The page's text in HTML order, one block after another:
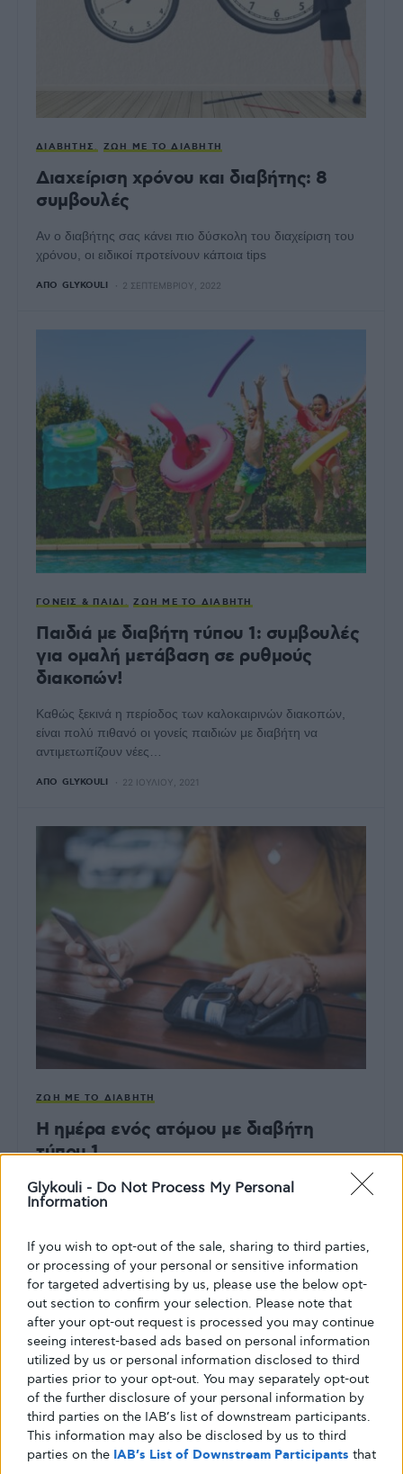
Glykouli - Do Not Process My Personal
Information
If you wish to opt-out of the sale, sharing to third parties,
or processing of your personal or sensitive information
for targeted advertising by us, please use the below opt-
out section to confirm your selection. Please note that
after your opt-out request is processed you may continue
seeing interest-based ads based on personal information
utilized by us or personal information disclosed to third
parties prior to your opt-out. You may separately opt-out
of the further disclosure of your personal information by
third parties on the IAB’s list of downstream participants.
This information may also be disclosed by us to third
parties on the IAB’s List of Downstream Participants that
ΔΙΑΒΉΤΗΣ ΖΩΉ ΜΕ ΤΟ ΔΙΑΒΉΤΗ
Διαχείριση χρόνου και διαβήτης: 8
συμβουλές
Αν ο διαβήτης σας κάνει πιο δύσκολη του διαχείριση του
χρόνου, οι ειδικοί προτείνουν κάποια tips
ΑΠΌ GLYKOULI 2 ΣΕΠΤΕΜΒΡΊΟΥ, 2022
ΓΟΝΕΊΣ & ΠΑΙΔΊ ΖΩΉ ΜΕ ΤΟ ΔΙΑΒΉΤΗ
Παιδιά με διαβήτη τύπου 1: συμβουλές
για ομαλή μετάβαση σε ρυθμούς
διακοπών!
Καθώς ξεκινά η περίοδος των καλοκαιρινών διακοπών,
είναι πολύ πιθανό οι γονείς παιδιών με διαβήτη να
αντιμετωπίζουν νέες…
ΑΠΌ GLYKOULI 22 ΙΟΥΛΊΟΥ, 2021
ΖΩΉ ΜΕ ΤΟ ΔΙΑΒΉΤΗ
Η ημέρα ενός ατόμου με διαβήτη
τύπου 1
Πως περιγράφεις κάτι που είναι τόσο δύσκολο να
καταλάβουν οι άλλοι; Κάτι που μπορεί και η ίδια να…